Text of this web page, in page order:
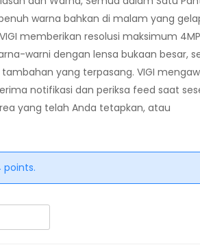
warna bahkan di malam yang
memberikan resolusi maksimum
warni dengan lensa bukaan besar,
yang terpasang. VIGI
notifikasi dan periksa feed saat
yang telah Anda tetapkan, atau
points.